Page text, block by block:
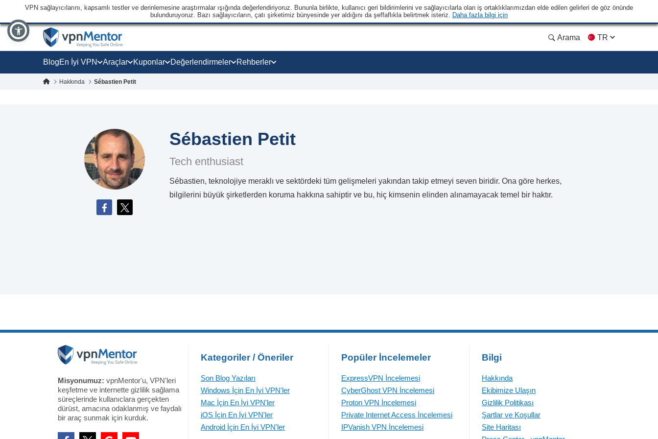
VPN sağlayıcılarını, kapsamlı testler ve derinlemesine araştırmalar ışığında değerlendiriyoruz. Bununla birlikte, kullanıcı geri bildirimlerini ve sağlayıcılarla olan iş ortaklıklarımızdan elde edilen gelirleri de göz önünde
bulunduruyoruz. Bazı sağlayıcıların, çatı şirketimiz bünyesinde yer aldığını da şeffaflıkla belirtmek isteriz. Daha fazla bilgi için
Arama TR
BlogEn İyi VPN Araçlar Kuponlar Değerlendirmeler Rehberler
Hakkında Sébastien Petit
Sébastien Petit
Tech enthusiast
Sébastien, teknolojiye meraklı ve sektördeki tüm gelişmeleri yakından takip etmeyi seven biridir. Ona göre herkes,
bilgilerini büyük şirketlerden koruma hakkına sahiptir ve bu, hiç kimsenin elinden alınamayacak temel bir haktır.
Misyonumuz: vpnMentor'u, VPN'leri
keşfetme ve internette gizlilik sağlama
süreçlerinde kullanıclara gerçekten
dürüst, amacına odaklanmış ve faydalı
bir araç sunmak için kurduk.
Kategoriler / Öneriler
Son Blog Yazıları
Windows İçin En İyi VPN'ler
Mac İçin En İyi VPN'ler
iOS İçin En İyi VPN'ler
Android İçin En İyi VPN'ler
Popüler İncelemeler
ExpressVPN İncelemesi
CyberGhost VPN İncelemesi
Proton VPN İncelemesi
Private Internet Access İncelemesi
IPVanish VPN İncelemesi
Bilgi
Hakkında
Ekibimize Ulaşın
Gizlilik Politikası
Şartlar ve Koşullar
Site Haritası